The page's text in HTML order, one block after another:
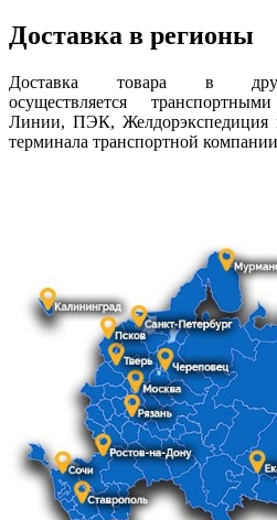
Доставка в регионы
Доставка товара в
осуществляется
Линии, ПЭК, Желдорэкспедиция
терминала транспортной